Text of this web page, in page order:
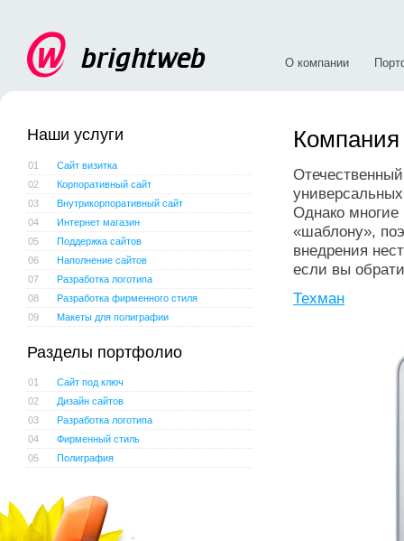
О компании
Однако многие
«шаблону»,
внедрения
если вы
Техман
Наши услуги
01
Сайт визитка
02
Корпоративный сайт
03
Внутрикорпоративный сайт
04
Интернет магазин
05
Поддержка сайтов
06
Наполнение сайтов
07
Разработка логотипа
08
Разработка фирменного стиля
09
Макеты для полиграфии
Разделы портфолио
01
Сайт под ключ
02
Дизайн сайтов
03
Разработка логотипа
04
Фирменный стиль
05
Полиграфия